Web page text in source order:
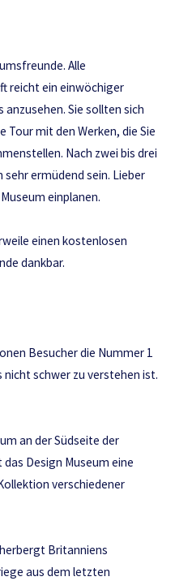
Alle
reicht ein einwöchiger
anzusehen. Sie sollten sich
Tour mit den Werken, die Sie
Nach zwei bis drei
sehr ermüdend sein. Lieber
einplanen.
einen kostenlosen
dankbar.
Besucher die Nummer 1
schwer zu verstehen ist.
an der Südseite der
Design Museum eine
verschiedener
Britanniens
aus dem letzten